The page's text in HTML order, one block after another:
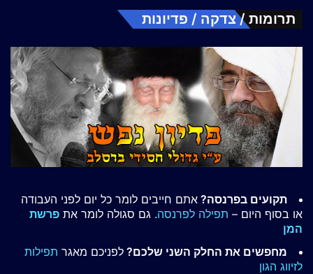
תרומות / צדקה / פדיונות
תקועים בפרנסה? אתם חייבים לומר כל יום לפני העבודה
או בסוף היום – תפילה לפרנסה. גם סגולה לומר את פרשת
המן
מחפשים את החלק השני שלכם? לפניכם מאגר תפילות
לזיווג הגון